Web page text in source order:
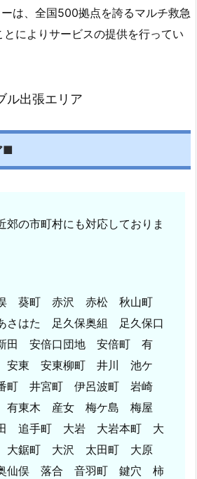
は、全国500拠点を誇るマルチ救急
によりサービスの提供を行ってい
出張エリア
■
郊の市町村にも対応しておりま
葵町 赤沢 赤松 秋山町
はた 足久保奥組 足久保口
田 安倍口団地 安倍町 有
東 安東柳町 井川 池ケ
町 井宮町 伊呂波町 岩崎
東木 産女 梅ケ島 梅屋
追手町 大岩 大岩本町 大
大鋸町 大沢 太田町 大原
仙俣 落合 音羽町 鍵穴 柿